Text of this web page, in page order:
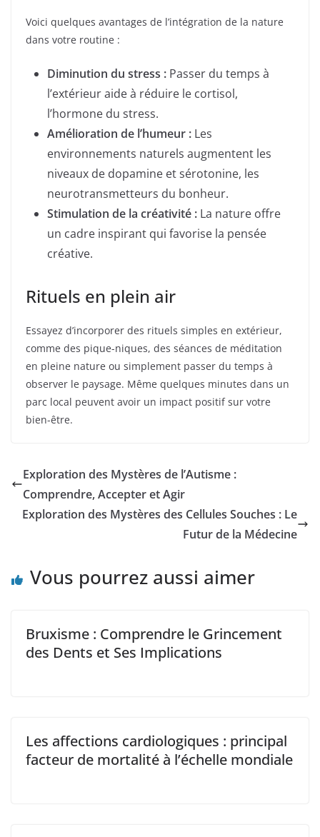
Voici quelques avantages de l’intégration de la nature
dans votre routine :
Diminution du stress : Passer du temps à
l’extérieur aide à réduire le cortisol,
l’hormone du stress.
Amélioration de l’humeur : Les
environnements naturels augmentent les
niveaux de dopamine et sérotonine, les
neurotransmetteurs du bonheur.
Stimulation de la créativité : La nature offre
un cadre inspirant qui favorise la pensée
créative.
Rituels en plein air
Essayez d’incorporer des rituels simples en extérieur,
comme des pique-niques, des séances de méditation
en pleine nature ou simplement passer du temps à
observer le paysage. Même quelques minutes dans un
parc local peuvent avoir un impact positif sur votre
bien-être.
Exploration des Mystères de l’Autisme :
Comprendre, Accepter et Agir
Exploration des Mystères des Cellules Souches : Le
Futur de la Médecine
Vous pourrez aussi aimer
Bruxisme : Comprendre le Grincement
des Dents et Ses Implications
Les affections cardiologiques : principal
facteur de mortalité à l’échelle mondiale